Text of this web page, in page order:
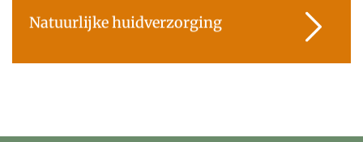
Natuurlijke huidverzorging